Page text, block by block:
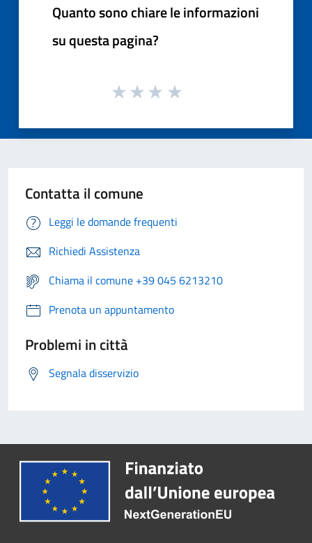
Quanto sono chiare le informazioni
su questa pagina?
Contatta il comune
Leggi le domande frequenti
Richiedi Assistenza
Chiama il comune +39 045 6213210
Prenota un appuntamento
Problemi in città
Segnala disservizio